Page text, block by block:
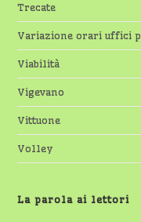
Trecate
Variazione orari uffici
Viabilità
Vigevano
Vittuone
Volley
La parola ai lettori